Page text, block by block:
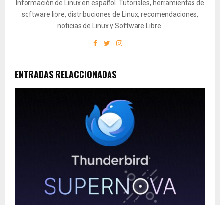
Información de Linux en español. Tutoriales, herramientas de
software libre, distribuciones de Linux, recomendaciones,
noticias de Linux y Software Libre.
ENTRADAS RELACCIONADAS